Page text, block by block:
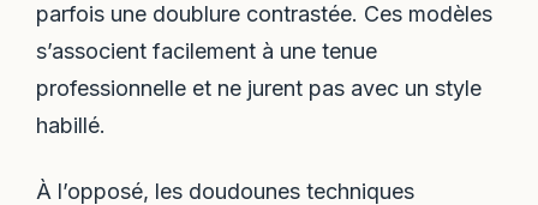
parfois une doublure contrastée. Ces modèles
s’associent facilement à une tenue
professionnelle et ne jurent pas avec un style
habillé.
À l’opposé, les doudounes techniques